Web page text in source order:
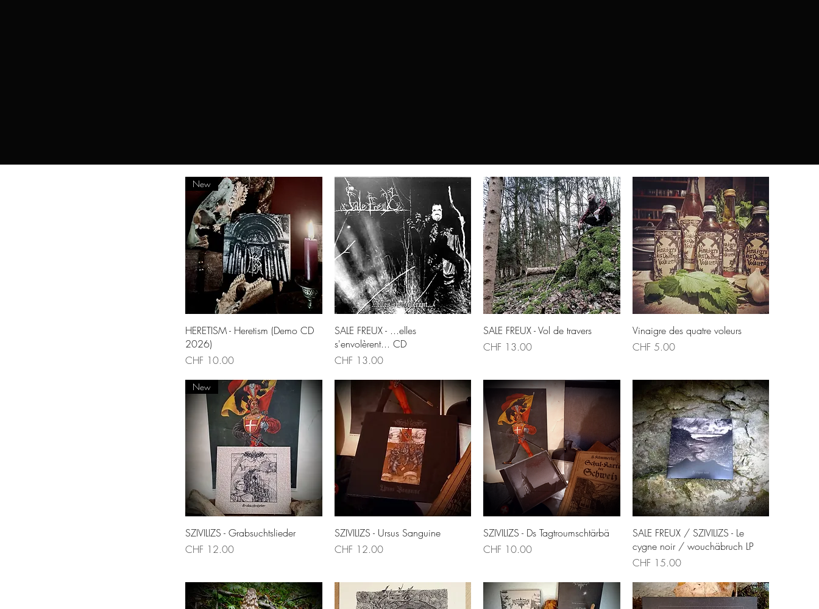
© 2021 Häxehütte
Quick View
New
HERETISM - Heretism (Demo CD
2026)
Price
CHF 10.00
Quick View
SALE FREUX - ...elles
s'envolèrent... CD
Price
CHF 13.00
Quick View
SALE FREUX - Vol de travers
Price
CHF 13.00
Quick View
Vinaigre des quatre voleurs
Price
CHF 5.00
Quick View
New
SZIVILIZS - Grabsuchtslieder
Price
CHF 12.00
Quick View
SZIVILIZS - Ursus Sanguine
Price
CHF 12.00
Quick View
SZIVILIZS - Ds Tagtroumschtärbä
Price
CHF 10.00
Quick View
SALE FREUX / SZIVILIZS - Le
cygne noir / wouchäbruch LP
Price
CHF 15.00